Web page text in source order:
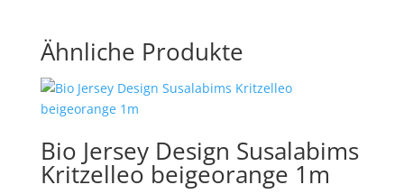
Ähnliche Produkte
Bio Jersey Design Susalabims
Kritzelleo beigeorange 1m